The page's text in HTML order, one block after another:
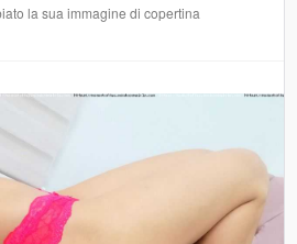
la sua immagine di copertina